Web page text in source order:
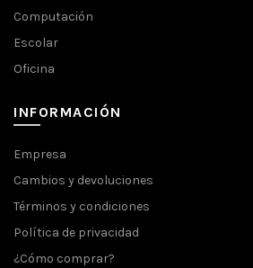
Computación
Escolar
Oficina
INFORMACIÓN
Empresa
Cambios y devoluciones
Términos y condiciones
Política de privacidad
¿Cómo comprar?